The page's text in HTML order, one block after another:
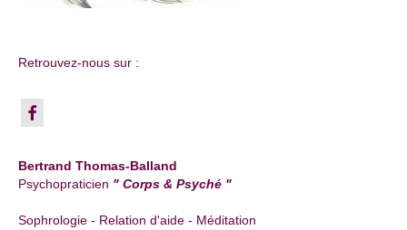
Retrouvez-nous sur :
Bertrand Thomas-Balland
Psychopraticien " Corps & Psyché "
Sophrologie - Relation d'aide - Méditation